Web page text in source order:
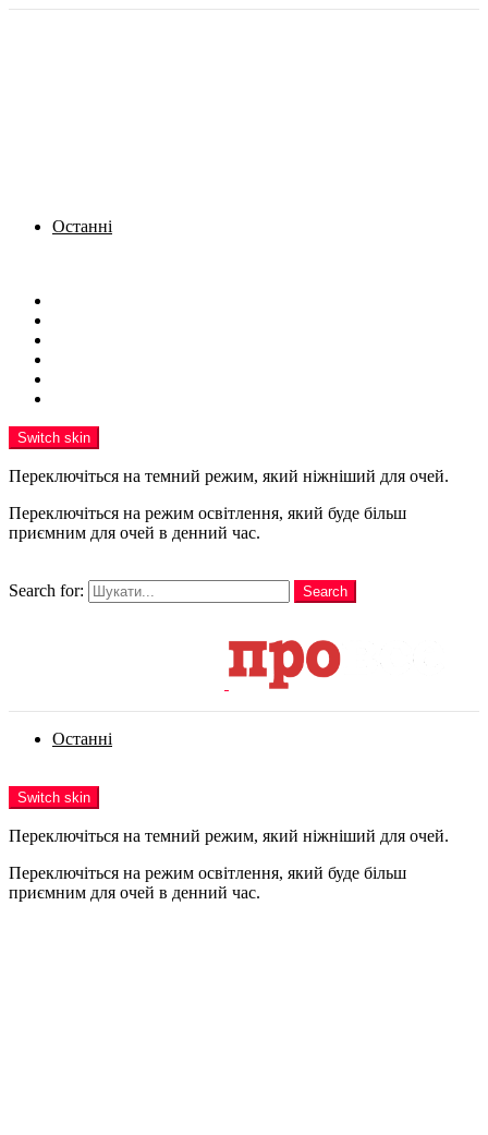
Останні
Switch skin
Переключіться на темний режим, який ніжніший для очей.
Переключіться на режим освітлення, який буде більш
приємним для очей в денний час.
Search for:
Search
Останні
Switch skin
Переключіться на темний режим, який ніжніший для очей.
Переключіться на режим освітлення, який буде більш
приємним для очей в денний час.